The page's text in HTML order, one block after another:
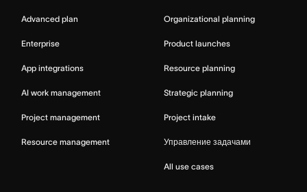
Advanced plan
Enterprise
App integrations
AI work management
Project management
Resource management
Organizational planning
Product launches
Resource planning
Strategic planning
Project intake
Управление задачами
All use cases